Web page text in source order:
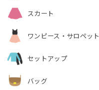
スカート
ワンピース・サロペット
セットアップ
バッグ